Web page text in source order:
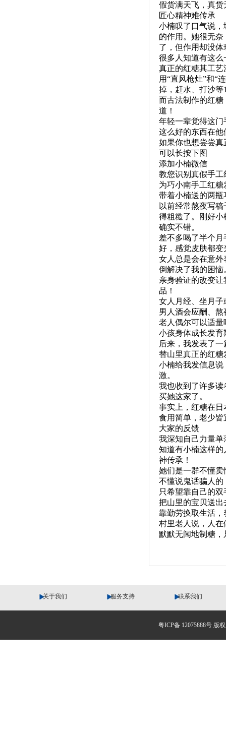
假货满天飞，真货
匠心精神难传承
小楠叹了口气说
的作用。她很无
了，但作用却没
很多人知道有这么
真正的红糖其工
用“直风枪灶”和“
掉，赶水、打沙等
而古法制作的红
道！
年轻一辈觉得这
这么好的东西在
如果你也想尝尝真
可以长按下图
添加小楠微信
教您识别真假手
为巧小南手工红糖
带着小楠送的两
以前经常熬夜写
得粗糙了。刚好
确实不错。
差不多喝了半个
好，感觉皮肤都变
女人总是会在意
倒解决了我的困恼
亲身验证的改变
品！
女人月经、坐月
男人酒会应酬、
老人偶尔可以适
小孩身体成长发
后来，我发表了
替山里真正的红
小楠给我发信息
激。
我也收到了许多
买她这家了。
事实上，红糖在日
食用简单，老少
大家的反馈
我深知自己力量
知道有小楠这样
神传承！
她们是一群不懂卖
不懂说鬼话骗人的
只希望靠自己的双
把山里的宝贝送出
靠勤劳换取生活，
村里老人说，人
默默无闻地制糖
关于我们 服务支持 联系我们
服务地图
粤ICP备 12075888号 版